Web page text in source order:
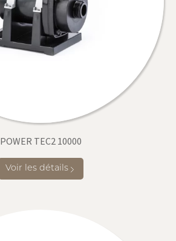
POWER TEC2 10000
Voir les détails